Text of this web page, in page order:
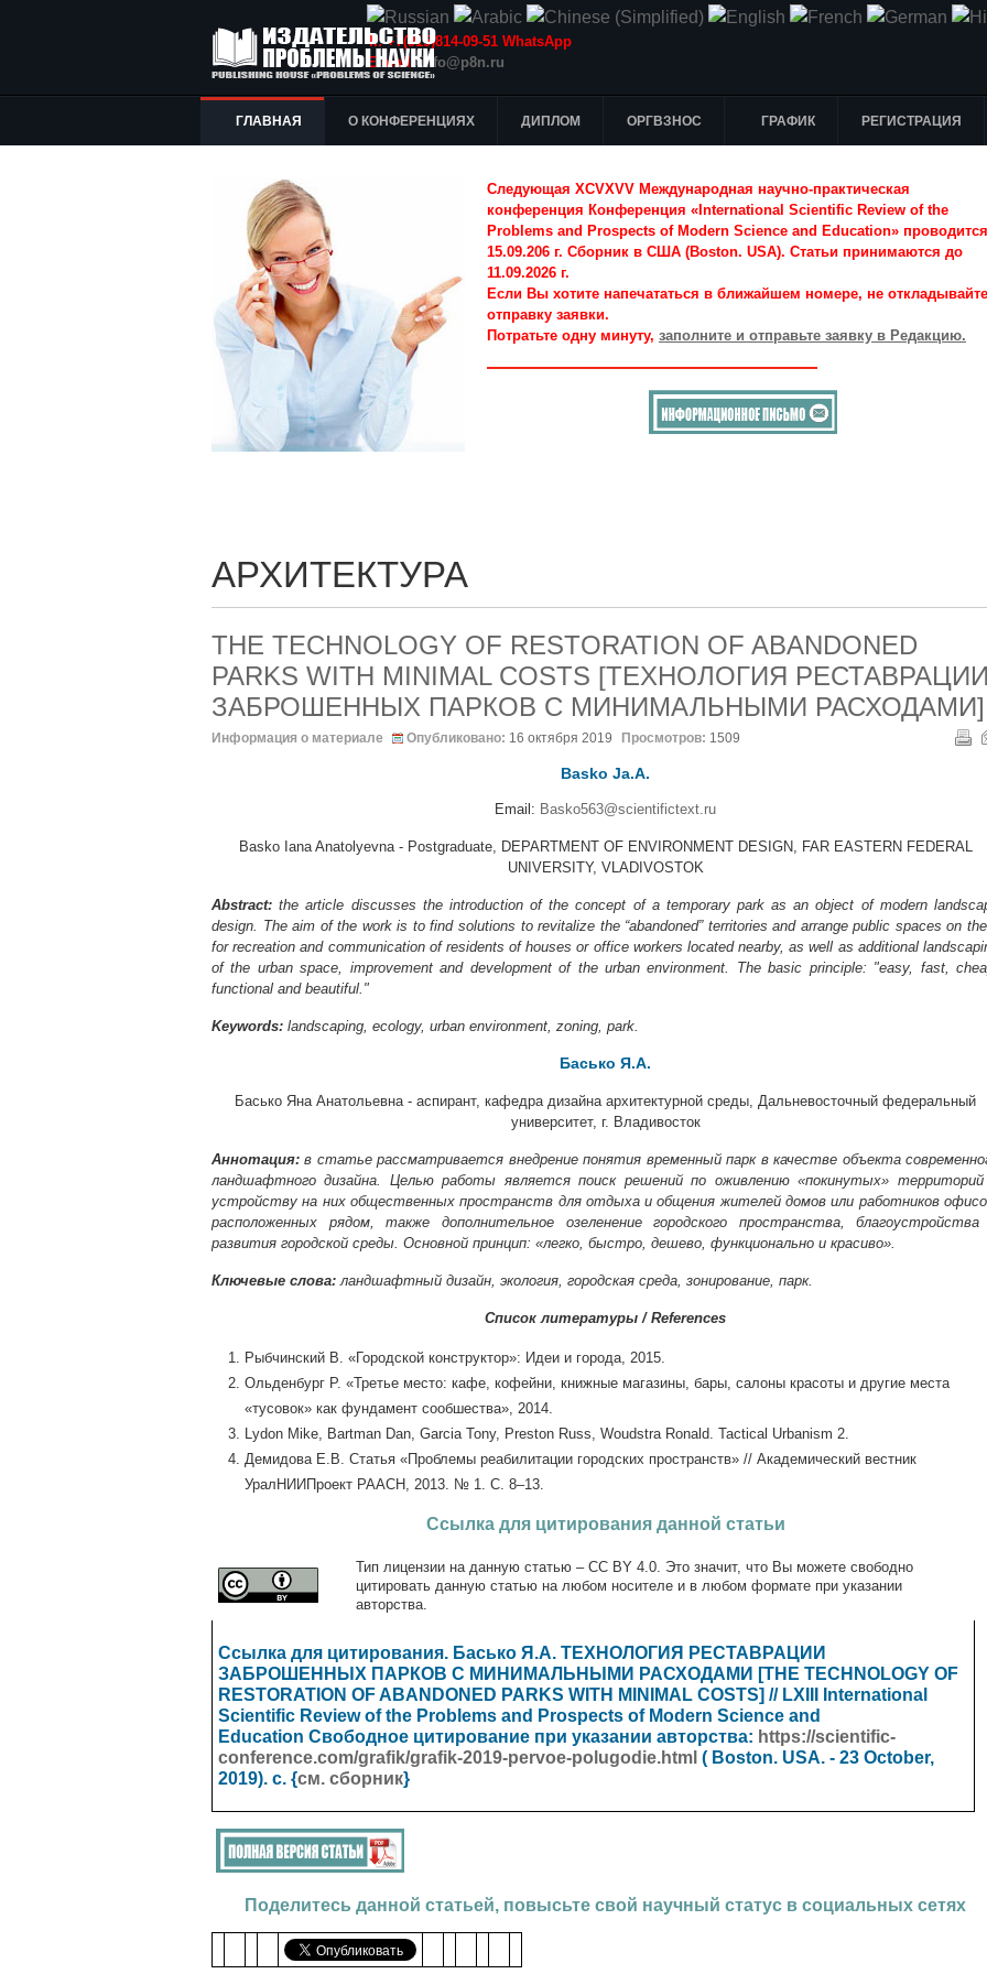
Т.: +7(915)814-09-51 WhatsApp
E-mail:info@p8n.ru
ГЛАВНАЯ О КОНФЕРЕНЦИЯХ ДИПЛОМ ОРГВЗНОС ГРАФИК РЕГИСТРАЦИЯ
Следующая XCVXVV Международная научно-практическая
конференция Конференция «International Scientific Review of the
Problems and Prospects of Modern Science and Education» проводится
15.09.206 г. Сборник в США (Boston. USA). Статьи принимаются до
11.09.2026 г.
Если Вы хотите напечататься в ближайшем номере, не откладывайте
отправку заявки.
Потратьте одну минуту, заполните и отправьте заявку в Редакцию.
АРХИТЕКТУРА
THE TECHNOLOGY OF RESTORATION OF ABANDONED
PARKS WITH MINIMAL COSTS [ТЕХНОЛОГИЯ РЕСТАВРАЦИИ
ЗАБРОШЕННЫХ ПАРКОВ С МИНИМАЛЬНЫМИ РАСХОДАМИ]
Информация о материале Опубликовано: 16 октября 2019 Просмотров: 1509
Basko Ja.A.
Email: Basko563@scientifictext.ru
Basko Iana Anatolyevna - Postgraduate, DEPARTMENT OF ENVIRONMENT DESIGN, FAR EASTERN FEDERAL
UNIVERSITY, VLADIVOSTOK
Abstract: the article discusses the introduction of the concept of a temporary park as an object of modern
design. The aim of the work is to find solutions to revitalize the “abandoned” territories and arrange public spaces on
for recreation and communication of residents of houses or office workers located nearby, as well as additional
of the urban space, improvement and development of the urban environment. The basic principle: "easy, fast,
functional and beautiful."
Keywords: landscaping, ecology, urban environment, zoning, park.
Басько Я.А.
Басько Яна Анатольевна - аспирант, кафедра дизайна архитектурной среды, Дальневосточный федеральный
университет, г. Владивосток
Аннотация: в статье рассматривается внедрение понятия временный парк в качестве объекта
ландшафтного дизайна. Целью работы является поиск решений по оживлению «покинутых»
устройству на них общественных пространств для отдыха и общения жителей домов или работников
расположенных рядом, также дополнительное озеленение городского пространства,
развития городской среды. Основной принцип: «легко, быстро, дешево, функционально и красиво».
Ключевые слова: ландшафтный дизайн, экология, городская среда, зонирование, парк.
Список литературы / References
Рыбчинский В. «Городской конструктор»: Идеи и города, 2015.
Ольденбург Р. «Третье место: кафе, кофейни, книжные магазины, бары, салоны красоты и другие места
«тусовок» как фундамент сообшества», 2014.
Lydon Mike, Bartman Dan, Garcia Tony, Preston Russ, Woudstra Ronald. Tactical Urbanism 2.
Демидова Е.В. Статья «Проблемы реабилитации городских пространств» // Академический вестник
УралНИИПроект РААСН, 2013. № 1. С. 8–13.
Ссылка для цитирования данной статьи
Тип лицензии на данную статью – CC BY 4.0. Это значит, что Вы можете свободно
цитировать данную статью на любом носителе и в любом формате при указании
авторства.
Ссылка для цитирования. Басько Я.А. ТЕХНОЛОГИЯ РЕСТАВРАЦИИ
ЗАБРОШЕННЫХ ПАРКОВ С МИНИМАЛЬНЫМИ РАСХОДАМИ [THE TECHNOLOGY OF
RESTORATION OF ABANDONED PARKS WITH MINIMAL COSTS] // LXIII International
Scientific Review of the Problems and Prospects of Modern Science and
Education Свободное цитирование при указании авторства: https://scientific-
conference.com/grafik/grafik-2019-pervoe-polugodie.html ( Boston. USA. - 23 October,
2019). с. {см. сборник}
Поделитесь данной статьей, повысьте свой научный статус в социальных сетях